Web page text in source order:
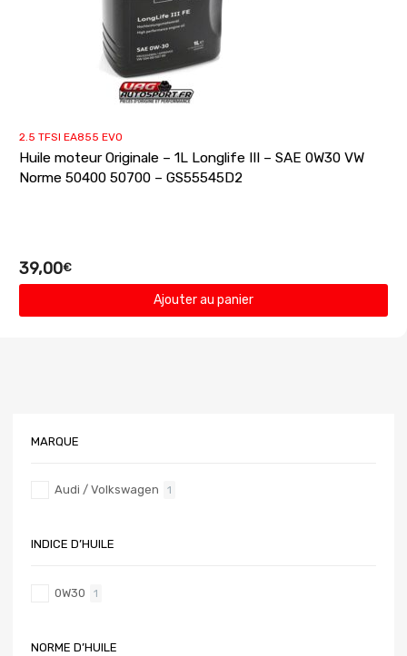
2.5 TFSI EA855 EVO
Huile moteur Originale – 1L Longlife III – SAE 0W30 VW
Norme 50400 50700 – GS55545D2
39,00€
Ajouter au panier
MARQUE
Audi / Volkswagen 1
INDICE D’HUILE
0W30 1
NORME D’HUILE